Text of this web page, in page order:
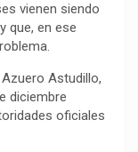
vienen siendo
que, en ese
Astudillo,
diciembre
oficiales